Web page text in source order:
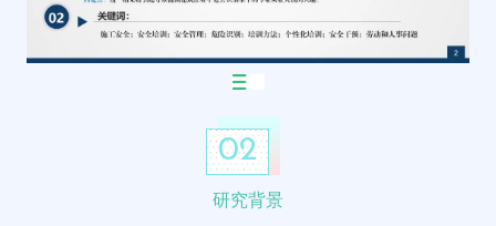
02
研究背景